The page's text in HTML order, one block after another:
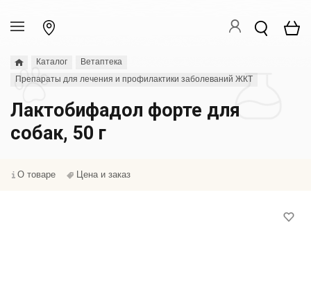
Каталог
Ветаптека
Препараты для лечения и профилактики заболеваний ЖКТ
Лактобифадол форте для
собак, 50 г
О товаре Цена и заказ